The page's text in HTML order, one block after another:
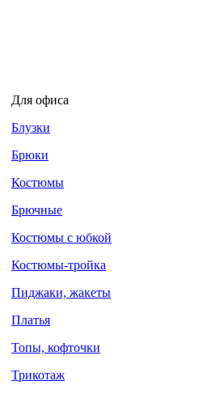
Для офиса
Блузки
Брюки
Костюмы
Брючные
Костюмы с юбкой
Костюмы-тройка
Пиджаки, жакеты
Платья
Топы, кофточки
Трикотаж